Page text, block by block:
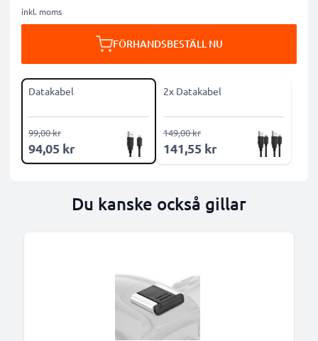
inkl. moms
FÖRHANDSBESTÄLL NU
Datakabel
94,05 kr
99,00 kr
2x Datakabel
141,55 kr
149,00 kr
Du kanske också gillar